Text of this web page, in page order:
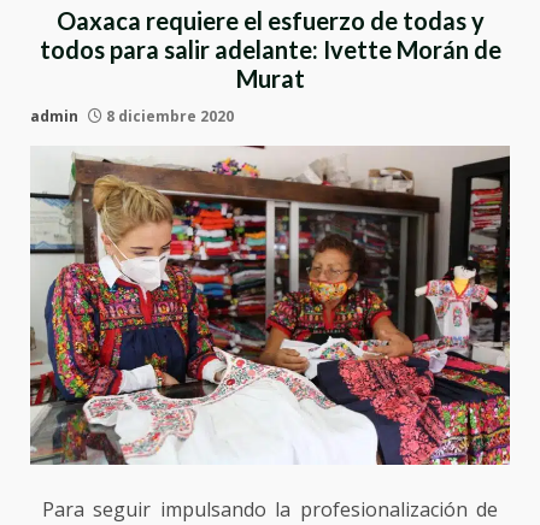
Oaxaca requiere el esfuerzo de todas y
todos para salir adelante: Ivette Morán de
Murat
admin 8 diciembre 2020
Para seguir impulsando la profesionalización de